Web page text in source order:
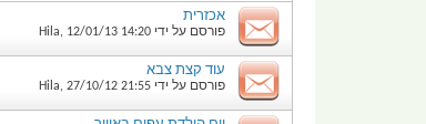
אכזרית
פורסם על ידי Hila, 12/01/13 14:20
עוד קצת צבא
פורסם על ידי Hila, 27/10/12 21:55